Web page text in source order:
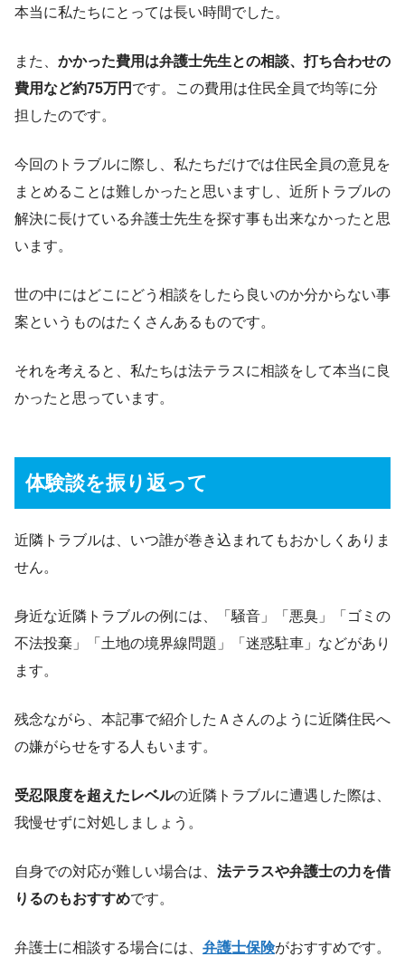
本当に私たちにとっては長い時間でした。
また、 かかった費用は弁護士先生との相談、打ち合わせの
費用など約75万円 です。この費用は住民全員で均等に分
担したのです。
今回のトラブルに際し、私たちだけでは住民全員の意見を
まとめることは難しかったと思いますし、近所トラブルの
解決に長けている弁護士先生を探す事も出来なかったと思
います。
世の中にはどこにどう相談をしたら良いのか分からない事
案というものはたくさんあるものです。
それを考えると、私たちは法テラスに相談をして本当に良
かったと思っています。
体験談を振り返って
近隣トラブルは、いつ誰が巻き込まれてもおかしくありま
せん。
身近な近隣トラブルの例には、「騒音」「悪臭」「ゴミの
不法投棄」「土地の境界線問題」「迷惑駐車」などがあり
ます。
残念ながら、本記事で紹介したＡさんのように近隣住民へ
の嫌がらせをする人もいます。
受忍限度を超えたレベルの近隣トラブルに遭遇した際は、
我慢せずに対処しましょう。
自身での対応が難しい場合は、 法テラスや弁護士の力を借
りるのもおすすめです。
弁護士に相談する場合には、 弁護士保険がおすすめです。